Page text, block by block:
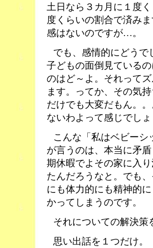
土日なら３カ月に１度
度くらいの割合で済み
感はないのですが…。
でも、感情的にどうで
子どもの面倒見ている
のはど～よ。それって
ます。ってか、その気
だけでも大変だもん。
ないわよって感じでし
こんな「私はベビー
が言うのは、本当に矛
期休暇でよその家に入
たんだろうなと。でも
にも体力的にも精神的
かってしまうのです。
それについての解決策
思い出話を１つだけ。